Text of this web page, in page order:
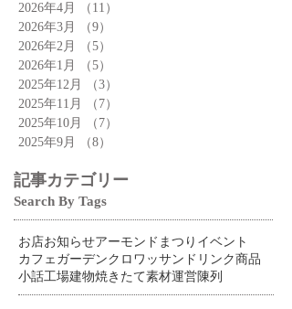
2026年4月
（11）
2026年3月
（9）
2026年2月
（5）
2026年1月
（5）
2025年12月
（3）
2025年11月
（7）
2025年10月
（7）
2025年9月
（8）
記事カテゴリー
Search By Tags
お店お知らせアーモンドまつり イベント
カフェ ガーデンクロワッサン ドリンク商品
小話工場建物焼きたて素材運営陳列